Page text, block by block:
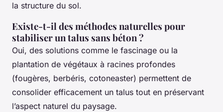
la structure du sol.
Existe-t-il des méthodes naturelles pour
stabiliser un talus sans béton ?
Oui, des solutions comme le fascinage ou la
plantation de végétaux à racines profondes
(fougères, berbéris, cotoneaster) permettent de
consolider efficacement un talus tout en préservant
l’aspect naturel du paysage.